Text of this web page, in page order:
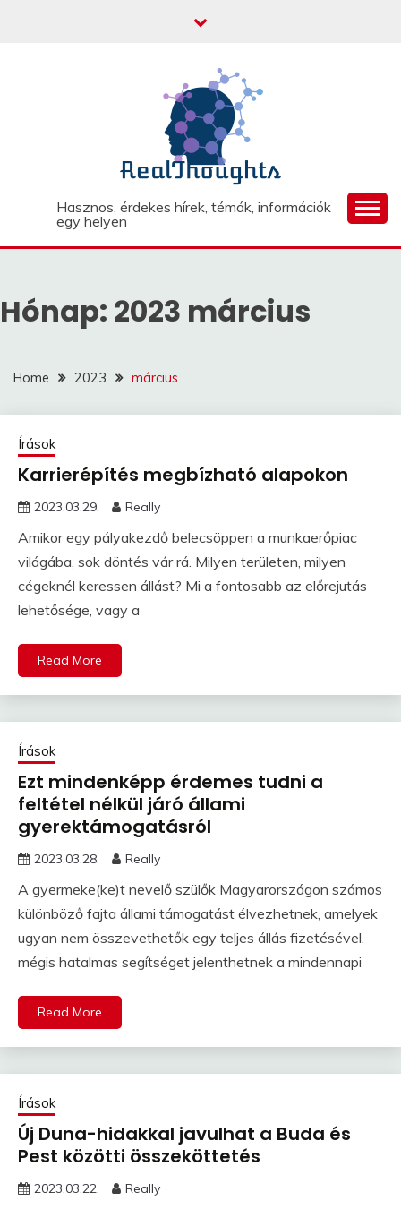
Hasznos, érdekes hírek, témák, információk
egy helyen
Hónap: 2023 március
Home 2023 március
Írások
Karrierépítés megbízható alapokon
2023.03.29. Really
Amikor egy pályakezdő belecsöppen a munkaerőpiac
világába, sok döntés vár rá. Milyen területen, milyen
cégeknél keressen állást? Mi a fontosabb az előrejutás
lehetősége, vagy a
Read More
Írások
Ezt mindenképp érdemes tudni a
feltétel nélkül járó állami
gyerektámogatásról
2023.03.28. Really
A gyermeke(ke)t nevelő szülők Magyarországon számos
különböző fajta állami támogatást élvezhetnek, amelyek
ugyan nem összevethetők egy teljes állás fizetésével,
mégis hatalmas segítséget jelenthetnek a mindennapi
Read More
Írások
Új Duna-hidakkal javulhat a Buda és
Pest közötti összeköttetés
2023.03.22. Really